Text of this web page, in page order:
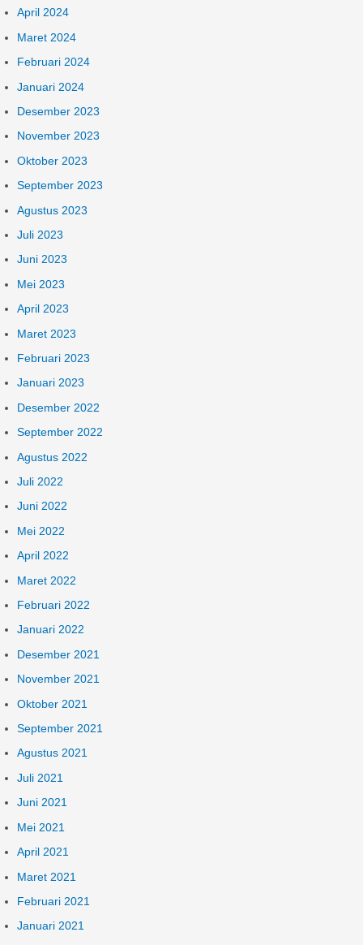
April 2024
Maret 2024
Februari 2024
Januari 2024
Desember 2023
November 2023
Oktober 2023
September 2023
Agustus 2023
Juli 2023
Juni 2023
Mei 2023
April 2023
Maret 2023
Februari 2023
Januari 2023
Desember 2022
September 2022
Agustus 2022
Juli 2022
Juni 2022
Mei 2022
April 2022
Maret 2022
Februari 2022
Januari 2022
Desember 2021
November 2021
Oktober 2021
September 2021
Agustus 2021
Juli 2021
Juni 2021
Mei 2021
April 2021
Maret 2021
Februari 2021
Januari 2021